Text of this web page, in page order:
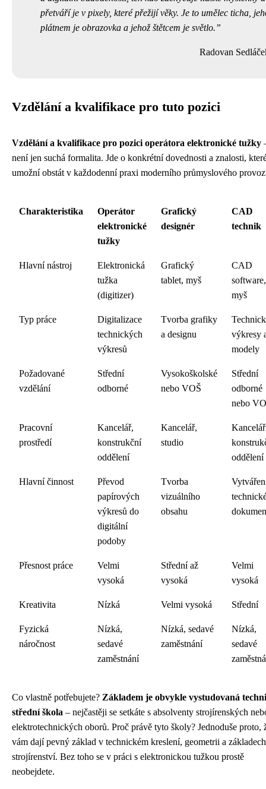
přetváří je v pixely, které přežijí věky. Je to umělec ticha,
plátnem je obrazovka a jehož štětcem je světlo.
Radovan
Vzdělání a kvalifikace pro tuto pozici
Vzdělání a kvalifikace pro pozici operátora elektronické tužky
není jen suchá formalita. Jde o konkrétní dovednosti a znalosti,
umožní obstát v každodenní praxi moderního průmyslového
Charakteristika
Operátor
elektronické
tužky
Grafický
designér
CAD
technik
Hlavní nástroj
Elektronická
tužka
(digitizer)
Grafický
tablet, myš
CAD
software,
myš
Typ práce
Digitalizace
technických
výkresů
Tvorba grafiky
a designu
výkresy
modely
Požadované
vzdělání
Střední
odborné
Vysokoškolské
nebo VOŠ
Střední
odborné
nebo
Pracovní
prostředí
Kancelář,
konstrukční
oddělení
Kancelář,
studio
oddělení
Hlavní činnost
Převod
papírových
výkresů do
digitální
podoby
Tvorba
vizuálního
obsahu
Přesnost práce
Velmi
vysoká
Střední až
vysoká
Velmi
vysoká
Kreativita Nízká Velmi vysoká Střední
Fyzická
náročnost
Nízká,
sedavé
zaměstnání
Nízká, sedavé
zaměstnání
Nízká,
sedavé
Co vlastně potřebujete? Základem je obvykle vystudovaná
střední škola – nejčastěji se setkáte s absolventy strojírenských
elektrotechnických oborů. Proč právě tyto školy? Jednoduše proto,
vám dají pevný základ v technickém kreslení, geometrii a základech
strojírenství. Bez toho se v práci s elektronickou tužkou prostě
neobejdete.